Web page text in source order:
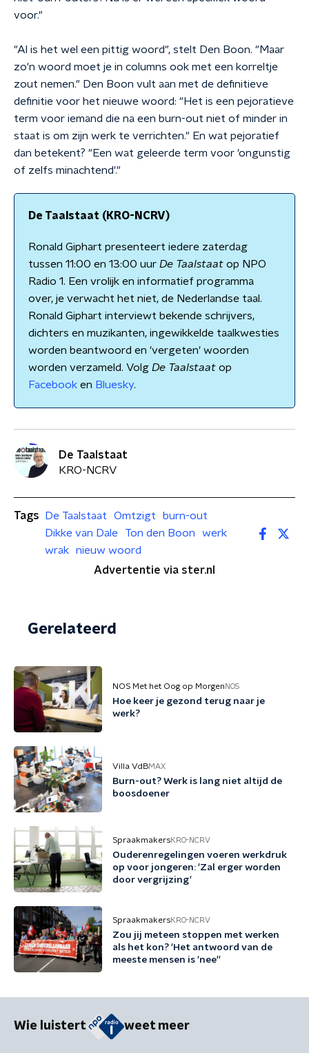
voor."
"Al is het wel een pittig woord", stelt Den Boon. "Maar
zo'n woord moet je in columns ook met een korreltje
zout nemen." Den Boon vult aan met de definitieve
definitie voor het nieuwe woord: "Het is een pejoratieve
term voor iemand die na een burn-out niet of minder in
staat is om zijn werk te verrichten." En wat pejoratief
dan betekent? "Een wat geleerde term voor 'ongunstig
of zelfs minachtend'."
De Taalstaat (KRO-NCRV)
Ronald Giphart presenteert iedere zaterdag
tussen 11:00 en 13:00 uur De Taalstaat op NPO
Radio 1. Een vrolijk en informatief programma
over, je verwacht het niet, de Nederlandse taal.
Ronald Giphart interviewt bekende schrijvers,
dichters en muzikanten, ingewikkelde taalkwesties
worden beantwoord en 'vergeten' woorden
worden verzameld. Volg De Taalstaat op
Facebook en Bluesky.
De Taalstaat
KRO-NCRV
Tags De Taalstaat Omtzigt
burn-out
Dikke van Dale
Ton den Boon
werk
wrak
nieuw woord
Advertentie via ster.nl
Gerelateerd
NOS Met het Oog op Morgen NOS
Hoe keer je gezond terug naar je
werk?
Villa VdBMAX
Burn-out? Werk is lang niet altijd de
boosdoener
SpraakmakersKRO-NCRV
Ouderenregelingen voeren werkdruk
op voor jongeren: 'Zal erger worden
door vergrijzing'
SpraakmakersKRO-NCRV
Zou jij meteen stoppen met werken
als het kon? 'Het antwoord van de
meeste mensen is 'nee''
Wie luistert weet meer